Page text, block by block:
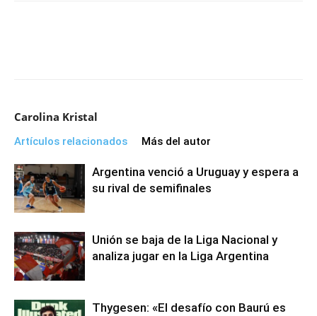
Carolina Kristal
Artículos relacionados Más del autor
Argentina venció a Uruguay y espera a
su rival de semifinales
Unión se baja de la Liga Nacional y
analiza jugar en la Liga Argentina
Thygesen: «El desafío con Baurú es